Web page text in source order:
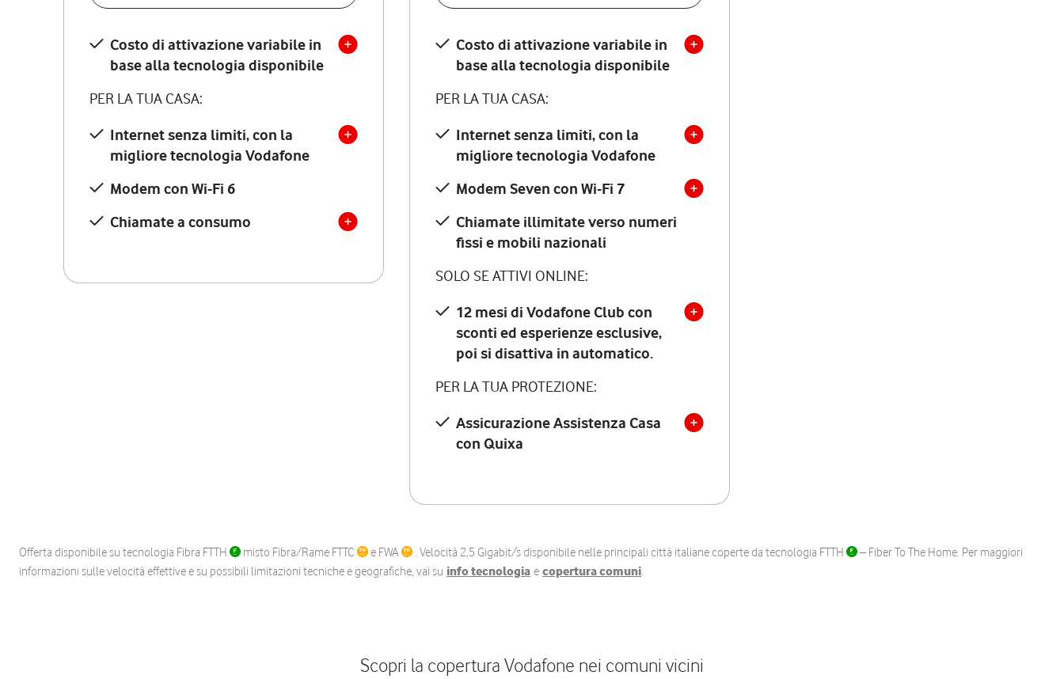
Costo di attivazione variabile in
base alla tecnologia disponibile
PER LA TUA CASA:
Internet senza limiti, con la
migliore tecnologia Vodafone
Modem con Wi-Fi 6
Chiamate a consumo
Costo di attivazione variabile in
base alla tecnologia disponibile
PER LA TUA CASA:
Internet senza limiti, con la
migliore tecnologia Vodafone
Modem Seven con Wi-Fi 7
Chiamate illimitate verso numeri
fissi e mobili nazionali
SOLO SE ATTIVI ONLINE:
12 mesi di Vodafone Club con
sconti ed esperienze esclusive,
poi si disattiva in automatico.
PER LA TUA PROTEZIONE:
Assicurazione Assistenza Casa
con Quixa
Offerta disponibile su tecnologia Fibra FTTH misto Fibra/Rame FTTC e FWA . Velocità 2,5 Gigabit/s disponibile nelle principali città italiane coperte da tecnologia FTTH
– Fiber To The Home. Per maggiori
informazioni sulle velocità effettive e su possibili limitazioni tecniche e geografiche, vai su info tecnologia e copertura comuni.
Scopri la copertura Vodafone nei comuni vicini